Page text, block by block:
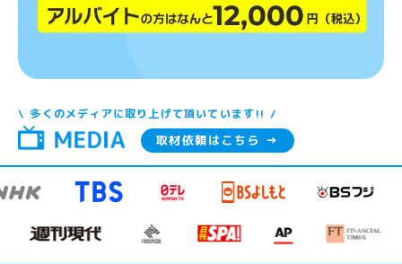
\ 多くのメディアに取り上げて頂いています!! /
取材依頼はこちら →